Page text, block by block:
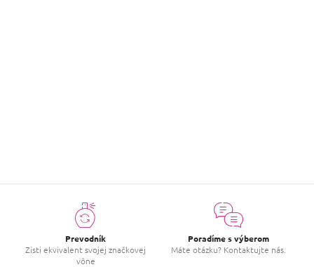
Prevodník
Zisti ekvivalent svojej značkovej
vône
Poradíme s výberom
Máte otázku? Kontaktujte nás.